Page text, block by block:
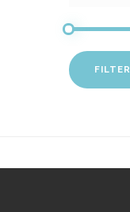
FILTER